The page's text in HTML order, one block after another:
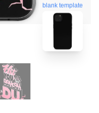
blank template